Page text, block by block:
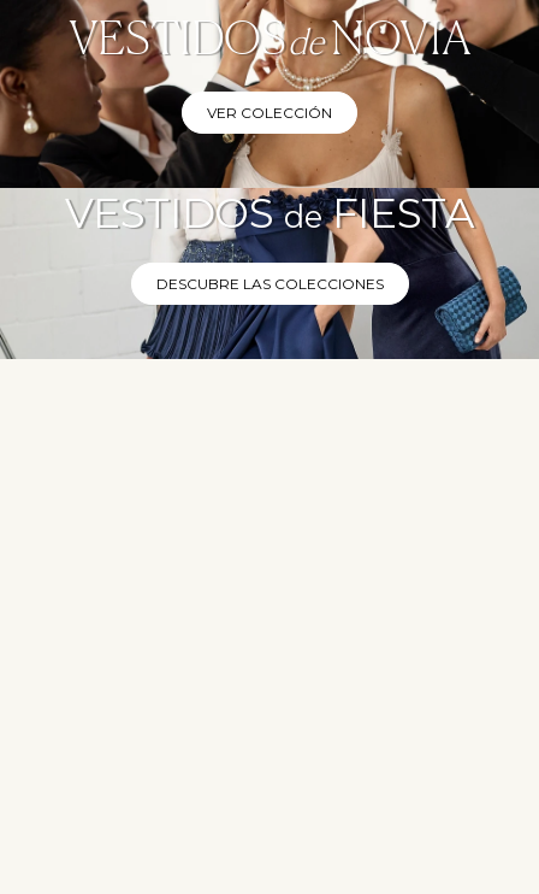
VESTIDOS de NOVIA
VER COLECCIÓN
VESTIDOS de FIESTA
DESCUBRE LAS COLECCIONES